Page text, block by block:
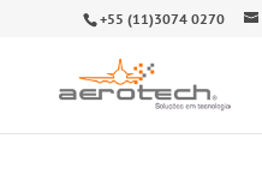
+55 (11)3074 0270